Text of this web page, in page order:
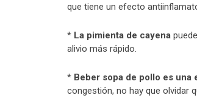
que tiene un efecto
* La pimienta de cayena
alivio más rápido.
* Beber sopa de pollo es
congestión, no hay que olvidar